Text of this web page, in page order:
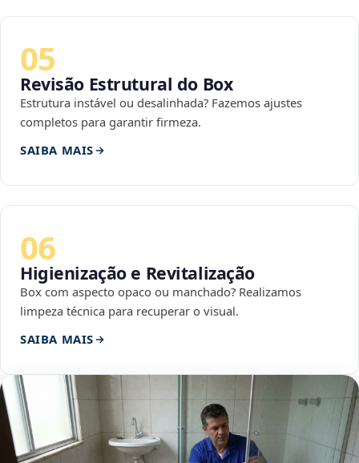
05
Revisão Estrutural do Box
Estrutura instável ou desalinhada? Fazemos ajustes
completos para garantir firmeza.
SAIBA MAIS
06
Higienização e Revitalização
Box com aspecto opaco ou manchado? Realizamos
limpeza técnica para recuperar o visual.
SAIBA MAIS